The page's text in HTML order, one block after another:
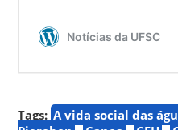
Tags: A vida social das